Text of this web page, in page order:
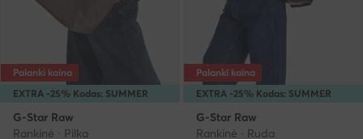
EXTRA -25% Kodas: SUMMER
Palanki kaina
G-Star Raw
Rankinė · Pilka
EXTRA -25% Kodas: SUMMER
Palanki kaina
G-Star Raw
Rankinė · Ruda